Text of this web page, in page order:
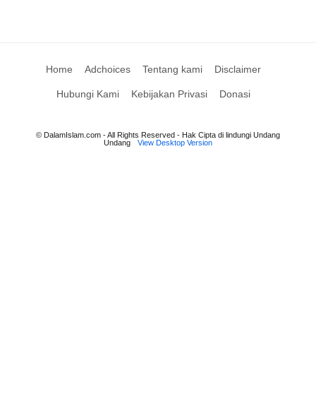
Home Adchoices Tentang kami Disclaimer
Hubungi Kami Kebijakan Privasi Donasi
© DalamIslam.com - All Rights Reserved - Hak Cipta di lindungi Undang
Undang
View Desktop Version